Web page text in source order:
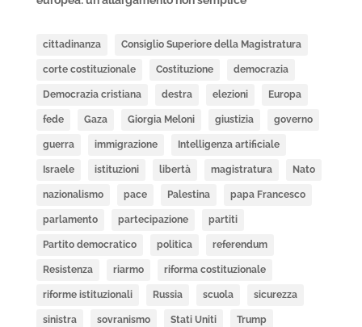
cittadinanza Consiglio Superiore della Magistratura
corte costituzionale Costituzione democrazia
Democrazia cristiana destra elezioni Europa
fede Gaza Giorgia Meloni giustizia governo
guerra immigrazione Intelligenza artificiale
Israele istituzioni libertà magistratura Nato
nazionalismo pace Palestina papa Francesco
parlamento partecipazione partiti
Partito democratico politica referendum
Resistenza riarmo riforma costituzionale
riforme istituzionali Russia scuola sicurezza
sinistra sovranismo Stati Uniti Trump